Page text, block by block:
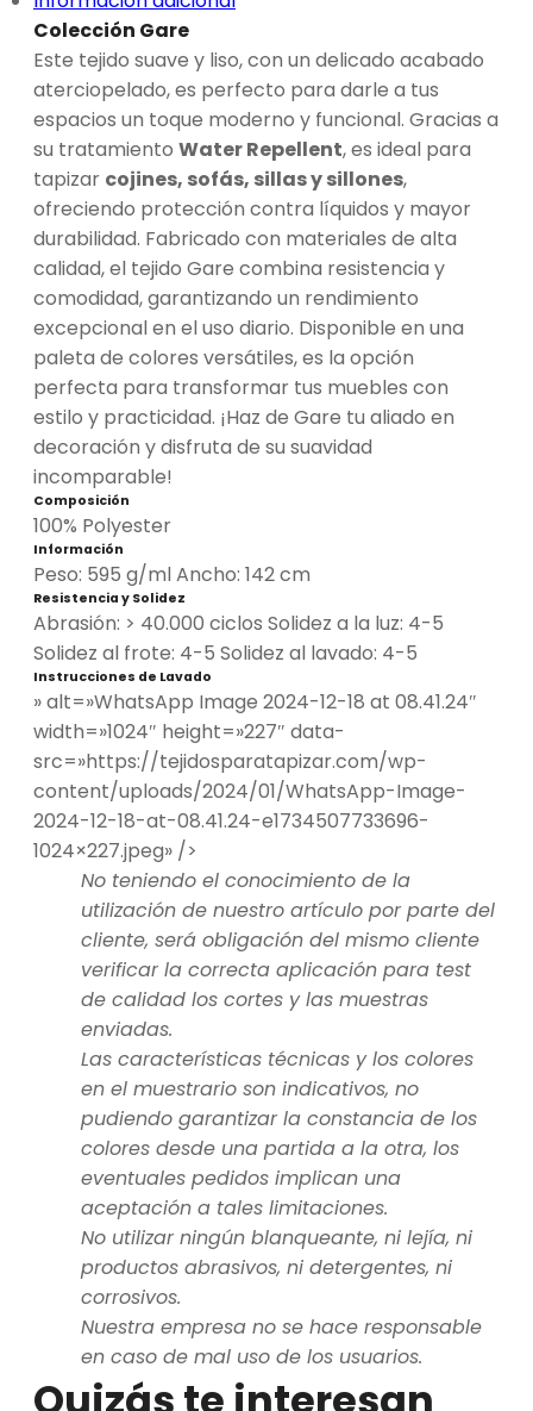
GARE
cantidad
Colección Gare
Este tejido suave y liso, con un delicado acabado
aterciopelado, es perfecto para darle a tus
espacios un toque moderno y funcional. Gracias a
su tratamiento Water Repellent, es ideal para
tapizar cojines, sofás, sillas y sillones,
ofreciendo protección contra líquidos y mayor
durabilidad. Fabricado con materiales de alta
calidad, el tejido Gare combina resistencia y
comodidad, garantizando un rendimiento
excepcional en el uso diario. Disponible en una
paleta de colores versátiles, es la opción
perfecta para transformar tus muebles con
estilo y practicidad. ¡Haz de Gare tu aliado en
decoración y disfruta de su suavidad
incomparable!
Composición
100% Polyester
Información
Peso: 595 g/ml Ancho: 142 cm
Resistencia y Solidez
Abrasión: > 40.000 ciclos Solidez a la luz: 4-5
Solidez al frote: 4-5 Solidez al lavado: 4-5
Instrucciones de Lavado
» alt=»WhatsApp Image 2024-12-18 at 08.41.24″
width=»1024″ height=»227″ data-
src=»https://tejidosparatapizar.com/wp-
content/uploads/2024/01/WhatsApp-Image-
2024-12-18-at-08.41.24-e1734507733696-
1024×227.jpeg» />
No teniendo el conocimiento de la
utilización de nuestro artículo por parte del
cliente, será obligación del mismo cliente
verificar la correcta aplicación para test
de calidad los cortes y las muestras
enviadas.
Las características técnicas y los colores
en el muestrario son indicativos, no
pudiendo garantizar la constancia de los
colores desde una partida a la otra, los
eventuales pedidos implican una
aceptación a tales limitaciones.
No utilizar ningún blanqueante, ni lejía, ni
productos abrasivos, ni detergentes, ni
corrosivos.
Nuestra empresa no se hace responsable
en caso de mal uso de los usuarios.